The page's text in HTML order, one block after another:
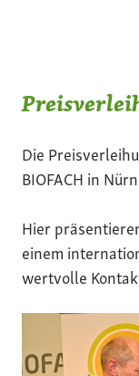
Die
BIOFACH in
Hier
einem
wertvolle